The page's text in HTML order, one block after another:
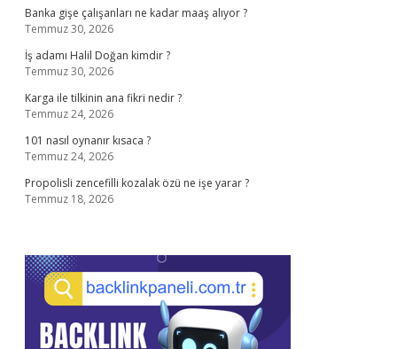
Banka gişe çalışanları ne kadar maaş alıyor ?
Temmuz 30, 2026
İş adamı Halil Doğan kimdir ?
Temmuz 30, 2026
Karga ile tilkinin ana fikri nedir ?
Temmuz 24, 2026
101 nasıl oynanır kısaca ?
Temmuz 24, 2026
Propolisli zencefilli kozalak özü ne işe yarar ?
Temmuz 18, 2026